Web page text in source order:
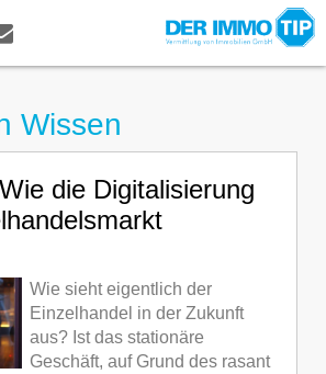
Wissen
die Digitalisierung
Wie sieht eigentlich der
Einzelhandel in der Zukunft
aus? Ist das stationäre
Geschäft, auf Grund des rasant